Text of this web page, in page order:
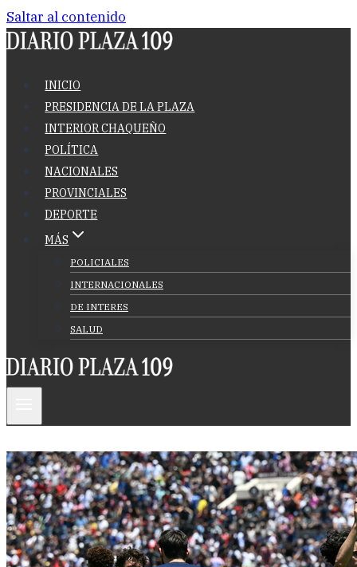
Saltar al contenido
INICIO
PRESIDENCIA DE LA PLAZA
INTERIOR CHAQUEÑO
POLÍTICA
NACIONALES
PROVINCIALES
DEPORTE
MÁS
POLICIALES
INTERNACIONALES
DE INTERES
SALUD